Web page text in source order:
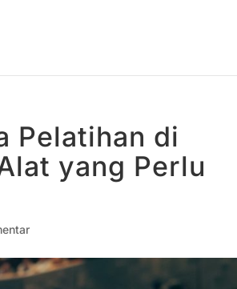
Pelatihan di
yang Perlu